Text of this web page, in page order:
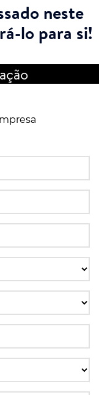
neste
lo para si!